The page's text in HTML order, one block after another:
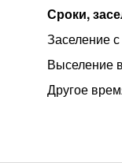
Сроки,
Заселение
Выселение
Другое